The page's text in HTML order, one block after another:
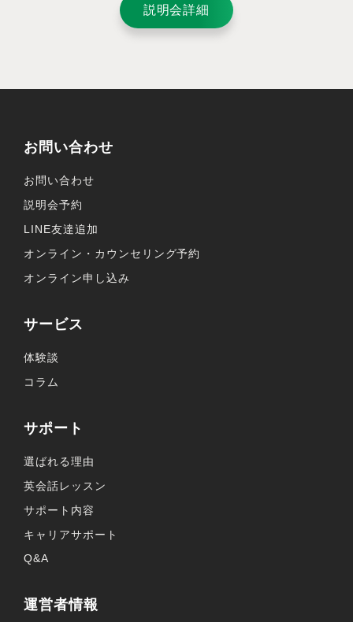
説明会詳細
お問い合わせ
お問い合わせ
説明会予約
LINE友達追加
オンライン・カウンセリング予約
オンライン申し込み
サービス
体験談
コラム
サポート
選ばれる理由
英会話レッスン
サポート内容
キャリアサポート
Q&A
運営者情報